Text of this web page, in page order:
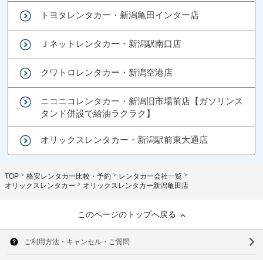
トヨタレンタカー・新潟亀田インター店
Ｊネットレンタカー・新潟駅南口店
クワトロレンタカー・新潟空港店
ニコニコレンタカー・新潟旧市場前店【ガソリンス
タンド併設で給油ラクラク】
オリックスレンタカー・新潟駅前東大通店
TOP 格安レンタカー比較・予約
レンタカー会社一覧
オリックスレンタカー
オリックスレンタカー新潟亀田店
このページのトップへ戻る